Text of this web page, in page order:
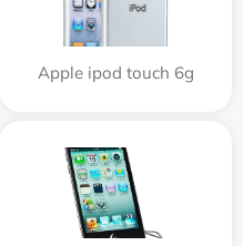
Apple ipod touch 6g